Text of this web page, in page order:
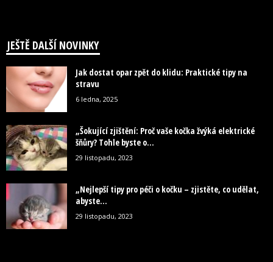
JEŠTĚ DALŠÍ NOVINKY
Jak dostat opar zpět do klidu: Praktické tipy na
stravu
6 ledna, 2025
„Šokující zjištění: Proč vaše kočka žvýká elektrické
šňůry? Tohle byste o...
29 listopadu, 2023
„Nejlepší tipy pro péči o kočku – zjistěte, co udělat,
abyste...
29 listopadu, 2023